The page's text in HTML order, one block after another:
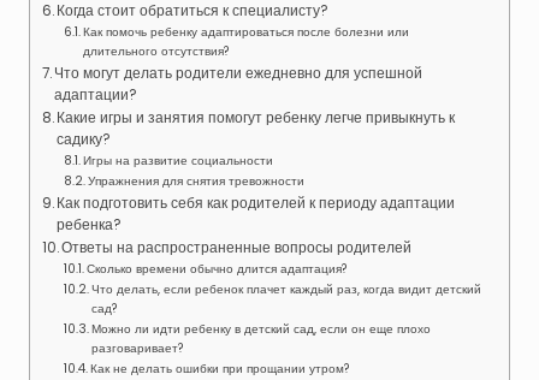
Когда стоит обратиться к специалисту?
Как помочь ребенку адаптироваться после болезни или
длительного отсутствия?
Что могут делать родители ежедневно для успешной
адаптации?
Какие игры и занятия помогут ребенку легче привыкнуть к
садику?
Игры на развитие социальности
Упражнения для снятия тревожности
Как подготовить себя как родителей к периоду адаптации
ребенка?
Ответы на распространенные вопросы родителей
Сколько времени обычно длится адаптация?
Что делать, если ребенок плачет каждый раз, когда видит детский
сад?
Можно ли идти ребенку в детский сад, если он еще плохо
разговаривает?
Как не делать ошибки при прощании утром?